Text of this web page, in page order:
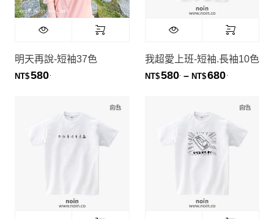
明天再說-短袖37色
NT$580
我超愛上班-短袖.長袖10色
NT$580 – NT$680